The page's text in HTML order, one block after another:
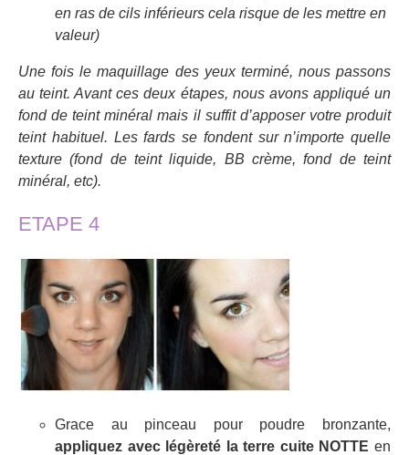
en ras de cils inférieurs cela risque de les mettre en
valeur)
Une fois le maquillage des yeux terminé, nous passons
au teint. Avant ces deux étapes, nous avons appliqué un
fond de teint minéral mais il suffit d’apposer votre produit
teint habituel. Les fards se fondent sur n’importe quelle
texture (fond de teint liquide, BB crème, fond de teint
minéral, etc).
ETAPE 4
Grace au pinceau pour poudre bronzante,
appliquez avec légèreté la terre cuite NOTTE en